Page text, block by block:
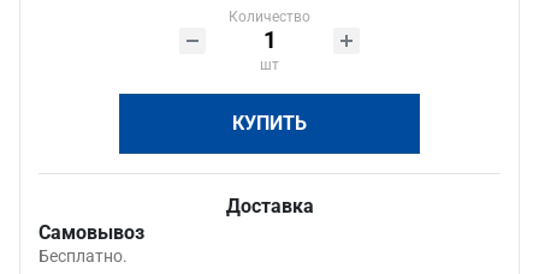
Количество
шт
КУПИТЬ
Доставка
Самовывоз
Бесплатно.